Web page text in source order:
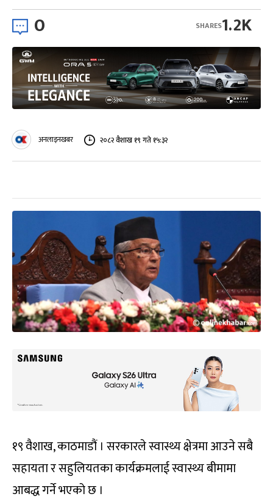
0 1.2K
SHARES
अनलाइनखबर २०८२ वैशाख १९ गते १५:३२
१९ वैशाख, काठमाडौं । सरकारले स्वास्थ्य क्षेत्रमा आउने सबै
सहायता र सहुलियतका कार्यक्रमलाई स्वास्थ्य बीमामा
आबद्ध गर्ने भएको छ ।